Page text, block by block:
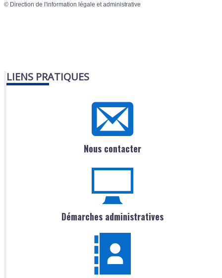
© Direction de l'information légale et administrative
LIENS PRATIQUES
Nous contacter
Démarches administratives